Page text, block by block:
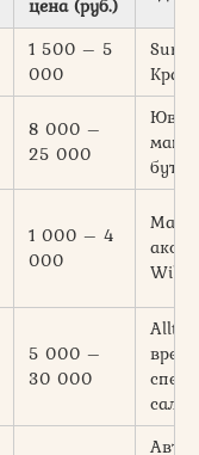
цена (руб.)
1 500 – 5
000
8 000 –
25 000
1 000 – 4
000
5 000 –
30 000